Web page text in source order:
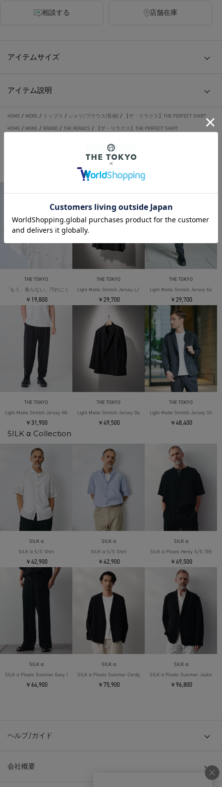
相談する 店舗在庫
アイテムサイズ
アイテム説明
HOME / MENS / トップス / シャツ/ブラウス(長袖) /
【ザ・リラクス】THE PERFECT SHIRT
HOME / MENS / BRAND / THE RERACS / 【ザ・リラクス】THE PERFECT SHIRT
THE TOKYO ORIGINAL ITEMS
THE TOKYO
「もう、焦らない。汚れにくい」SOLOTEX Jersey S/S T-Shirts
￥19,800
THE TOKYO
Light Matte Stretch Jersey L/S Shirt
￥29,700
THE TOKYO
Light Matte Stretch Jersey Easy
￥29,700
THE TOKYO
Light Matte Stretch Jersey Wide Tapered Pants
￥31,900
THE TOKYO
Light Matte Stretch Jersey Double Jacket
￥49,500
THE TOKYO
Light Matte Stretch Jersey Shape
￥48,400
SILK α Collection
SILK α
SILK α S/S Shirt
￥42,900
SILK α
SILK α S/S Shirt
￥42,900
SILK α
SILK α Pleats Henly S/S TEE
￥49,500
SILK α
SILK α Pleats Summer Easy Pants
￥64,900
SILK α
SILK α Pleats Summer Cardigan
￥75,900
SILK α
SILK α Pleats Summer Jacket
￥96,800
ヘルプ/ガイド
会社概要